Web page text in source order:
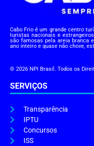
Cabo Frio é um grande centro
turistas nacionais e
são famosas pela areia branca
ano inteiro e quase não chove,
© 2026 NPI Brasil. Todos os
SERVIÇOS
Transparência
IPTU
Concursos
ISS